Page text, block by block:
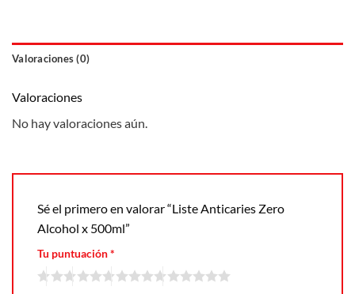
Valoraciones (0)
Valoraciones
No hay valoraciones aún.
Sé el primero en valorar “Liste Anticaries Zero
Alcohol x 500ml”
Tu puntuación*